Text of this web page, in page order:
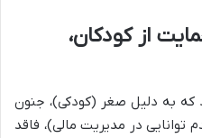
از کودکان،
که به دلیل صغر (کودکی)، جنون
توانایی در مدیریت مالی)، فاقد